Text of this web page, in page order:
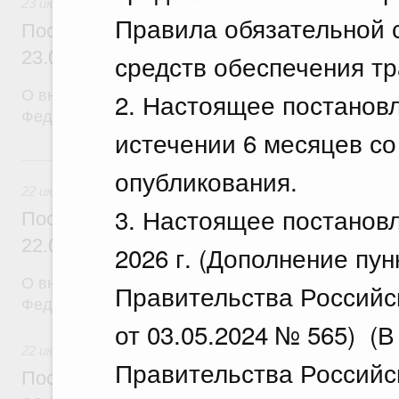
Правила обязательной
средств обеспечения
2. Настоящее
истечении 6 месяцев
опубликования.
3. Настоящее
2026 г. (Дополнение
Правительства
от 03.05.2024 № 565)
Правительства
Постановление Правительства
23.07.2026 г. № 929
О внесении изменений в постановление
Федерации от 24 декабря 2021 г. № 2439
22 июля, среда
Постановление Правительства
22.07.2026 г. № 921
О внесении изменений в постановление
Федерации от 30 ноября 2022 г. № 2177
Постановление Правительства